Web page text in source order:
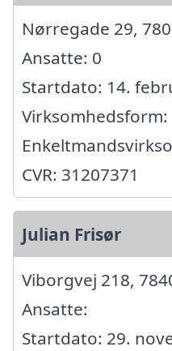
Nørregade 29,
Ansatte: 0
Startdato: 14.
Virksomhedsform:
CVR: 31207371
Julian Frisør
Viborgvej 218,
Ansatte:
Startdato: 29.